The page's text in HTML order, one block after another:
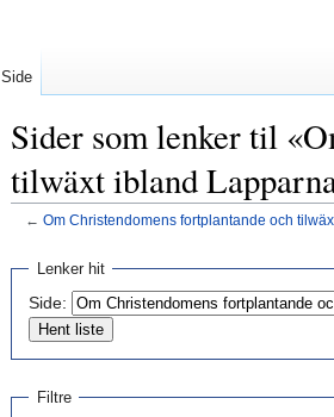
Sider som lenker til
tilwäxt ibland
← Om Christendomens fortplantande och
Hopp
navigering
Hopp
søk
Lenker hit
Side:
Filtre
Side